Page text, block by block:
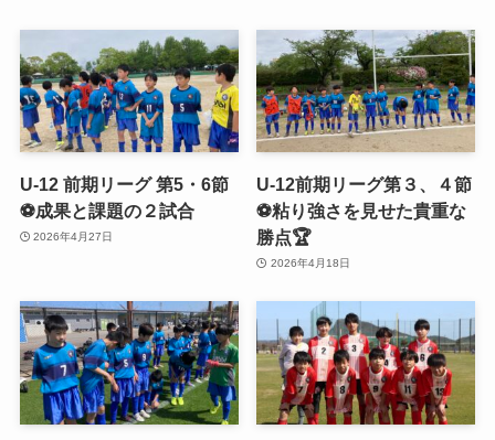
U-12 前期リーグ 第5・6節
⚽️成果と課題の２試合
2026年4月27日
U-12前期リーグ第３、４節
⚽️粘り強さを見せた貴重な
勝点🏆
2026年4月18日